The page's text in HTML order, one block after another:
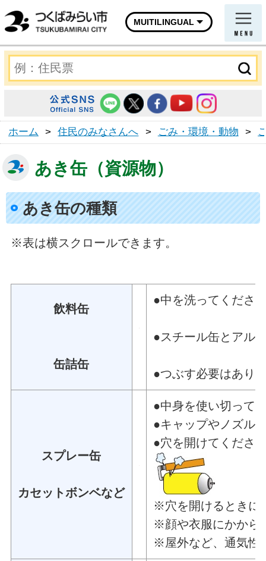
MUITILINGUAL
ホーム > 住民のみなさんへ > ごみ・環境・動物 >
あき缶（資源物）
あき缶の種類
※表は横スクロールできます。
飲料缶
缶詰缶
●中を洗ってくださ
●スチール缶とアル
●つぶす必要はあり
スプレー缶
カセットボンベなど
●中身を使い切って
●キャップやノズル
●穴を開けてくださ
※穴を開けるときに
※顔や衣服にかから
※屋外など、通気性